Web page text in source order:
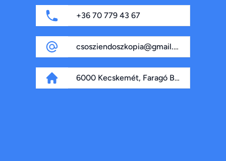
+36 70 779 43 67
csosziendoszkopia@gmail.com
6000 Kecskemét, Faragó Béla fasor 4